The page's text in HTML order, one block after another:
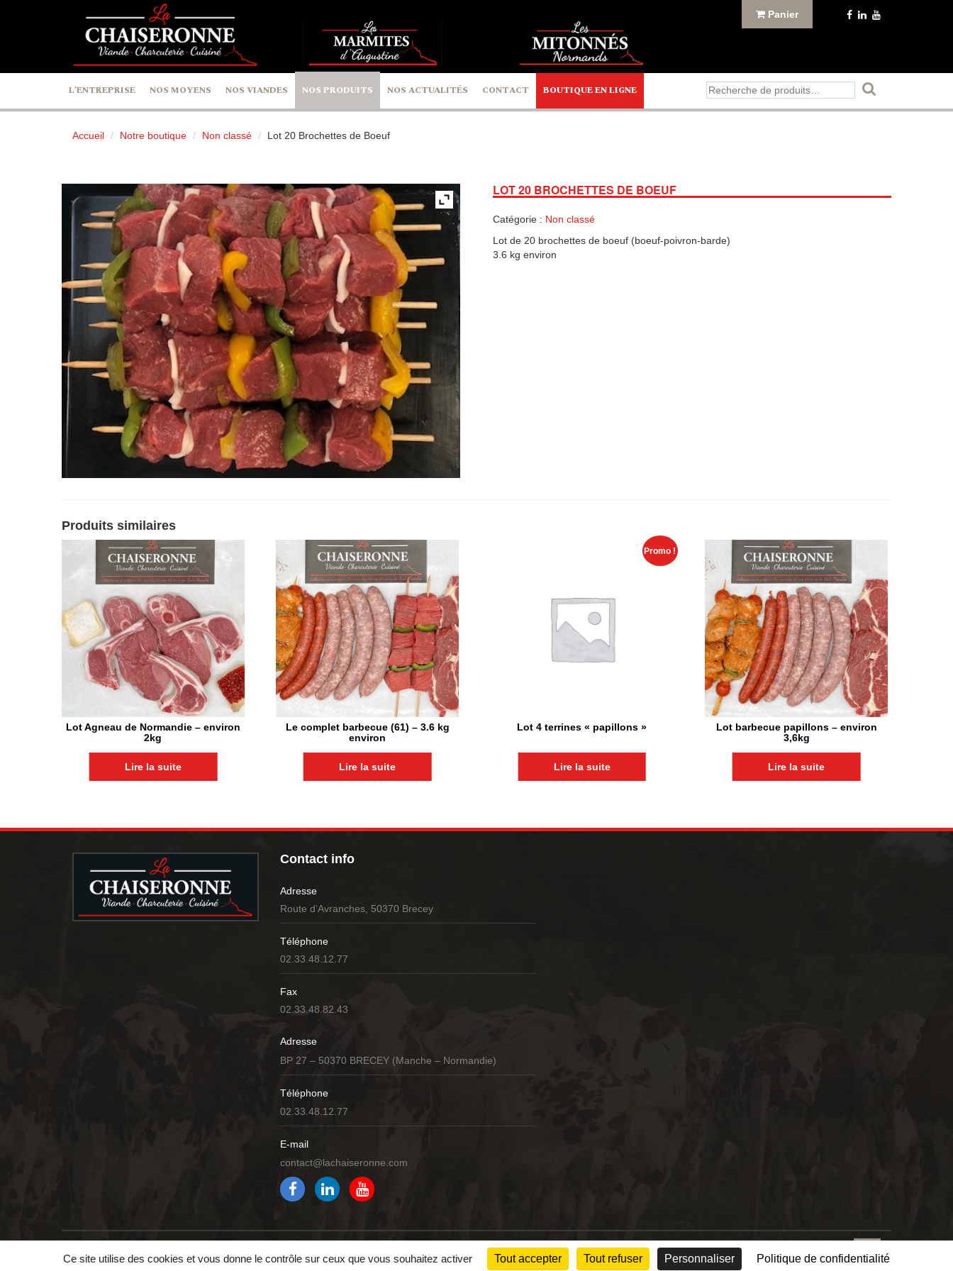
Panier
L’ENTREPRISE NOS MOYENS NOS VIANDES NOS PRODUITS NOS ACTUALITÉS CONTACT BOUTIQUE EN LIGNE
Recherche
pour :
Accueil Notre boutique Non classé Lot 20 Brochettes de Boeuf
LOT 20 BROCHETTES DE BOEUF
Catégorie : Non classé
Lot de 20 brochettes de boeuf (boeuf-poivron-barde)
3.6 kg environ
Produits similaires
Lot Agneau de Normandie – environ
2kg
Lire la suite
Le complet barbecue (61) – 3.6 kg
environ
Lire la suite
Promo !
Lot 4 terrines « papillons »
Lire la suite
Lot barbecue papillons – environ
3,6kg
Lire la suite
Contact info
Adresse
Route d’Avranches, 50370 Brecey
Téléphone
02.33.48.12.77
Fax
02.33.48.82.43
Adresse
BP 27 – 50370 BRECEY (Manche – Normandie)
Téléphone
02.33.48.12.77
E-mail
contact@lachaiseronne.com
Accueil Mentions légales Politique de confidentialité © Conception : Mediapilote Normandie
Ce site utilise des cookies et vous donne le contrôle sur ceux que vous souhaitez activer Tout accepter Tout refuser Personnaliser Politique de confidentialité